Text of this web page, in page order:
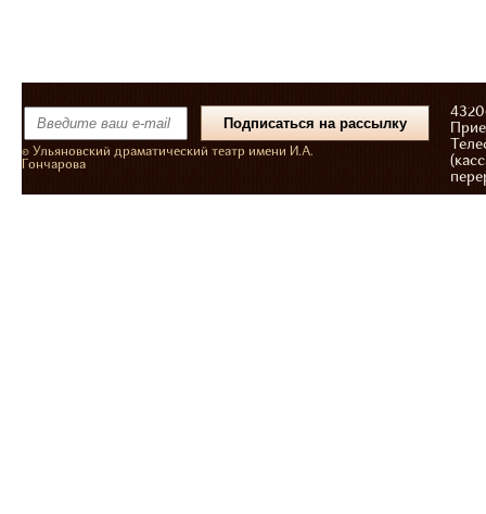
© Ульяновский драматический театр имени И.А.
Гончарова